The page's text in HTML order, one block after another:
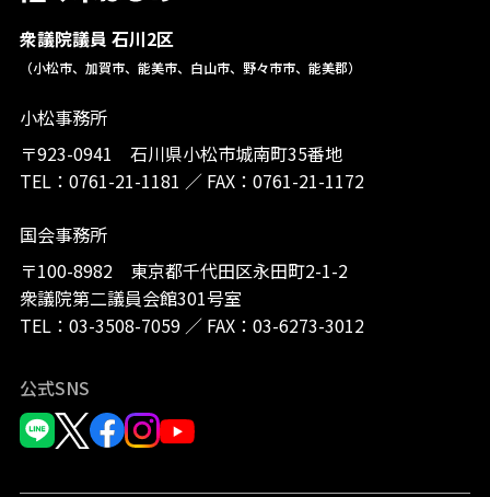
衆議院議員 石川2区
（小松市、加賀市、能美市、白山市、野々市市、能美郡）
小松事務所
〒923-0941 石川県小松市城南町35番地
TEL： 0761-21-1181 ／ FAX：0761-21-1172
国会事務所
〒100-8982 東京都千代田区永田町2-1-2
衆議院第二議員会館301号室
TEL： 03-3508-7059／ FAX：03-6273-3012
公式SNS